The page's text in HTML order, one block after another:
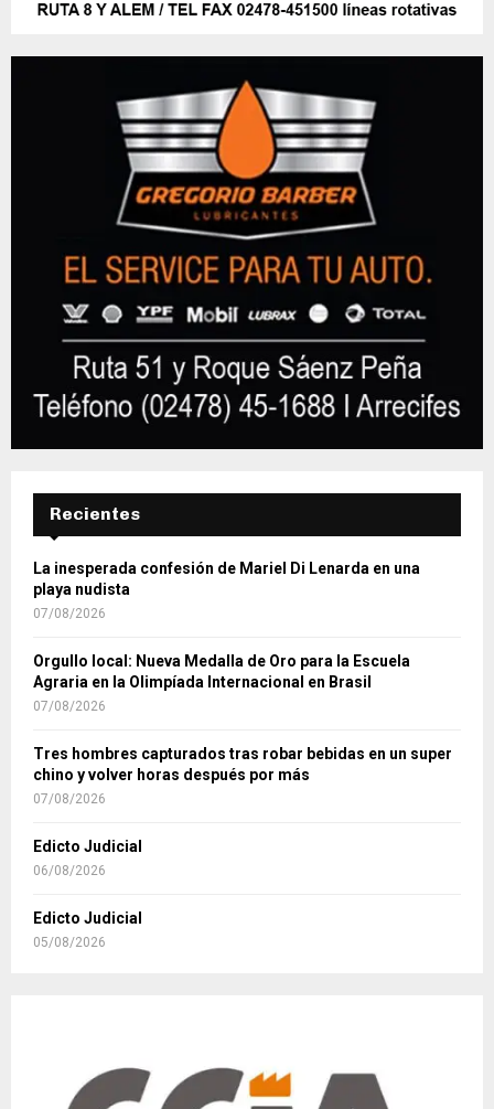
Recientes
La inesperada confesión de Mariel Di Lenarda en una
playa nudista
07/08/2026
Orgullo local: Nueva Medalla de Oro para la Escuela
Agraria en la Olimpíada Internacional en Brasil
07/08/2026
Tres hombres capturados tras robar bebidas en un super
chino y volver horas después por más
07/08/2026
Edicto Judicial
06/08/2026
Edicto Judicial
05/08/2026